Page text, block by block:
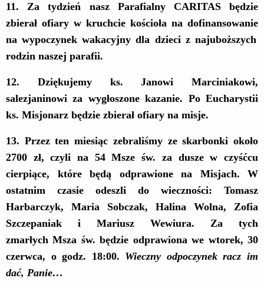
11.Za tydzień nasz Parafialny CARITAS będzie
zbierał ofiary w kruchcie kościoła na dofinansowanie
na wypoczynek wakacyjny dla dzieci z najuboższych
rodzin naszej parafii.
12. Dziękujemy ks. Janowi Marciniakowi,
salezjaninowi za wygłoszone kazanie. Po Eucharystii
ks. Misjonarz będzie zbierał ofiary na misje.
13. Przez ten miesiąc zebraliśmy ze skarbonki około
2700 zł, czyli na 54 Msze św. za dusze w czyśćcu
cierpiące, które będą odprawione na Misjach. W
ostatnim czasie odeszli do wieczności: Tomasz
Harbarczyk, Maria Sobczak, Halina Wolna, Zofia
Szczepaniak i Mariusz Wewiura. Za tych
zmarłych Msza św. będzie odprawiona we wtorek, 30
czerwca, o godz. 18:00. Wieczny odpoczynek racz im
dać, Panie…